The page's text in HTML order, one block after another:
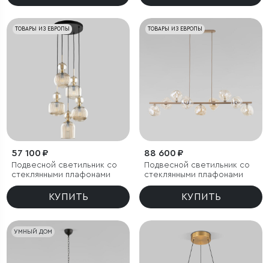
ТОВАРЫ ИЗ ЕВРОПЫ
57 100 ₽
Подвесной светильник со
стеклянными плафонами
КУПИТЬ
ТОВАРЫ ИЗ ЕВРОПЫ
88 600 ₽
Подвесной светильник со
стеклянными плафонами
КУПИТЬ
УМНЫЙ ДОМ